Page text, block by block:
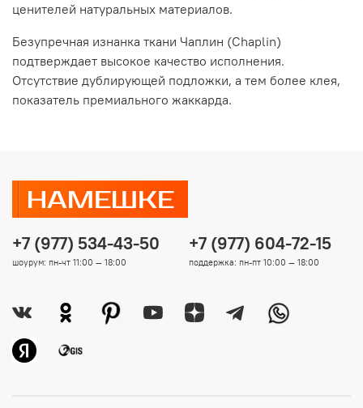
ценителей натуральных материалов.
Безупречная изнанка ткани Чаплин (Chaplin)
подтверждает высокое качество исполнения.
Отсутствие дублирующей подложки, а тем более клея,
показатель премиального жаккарда.
+7 (977) 534-43-50
шоурум: пн-чт 11:00 — 18:00
+7 (977) 604-72-15
поддержка: пн-пт 10:00 — 18:00